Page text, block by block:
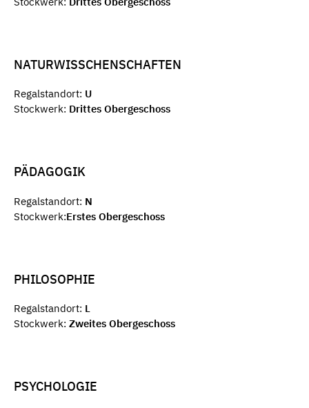
NATURWISSCHENSCHAFTEN
Regalstandort: U
Stockwerk: Drittes Obergeschoss
PÄDAGOGIK
Regalstandort: N
Stockwerk:Erstes Obergeschoss
PHILOSOPHIE
Regalstandort: L
Stockwerk: Zweites Obergeschoss
PSYCHOLOGIE